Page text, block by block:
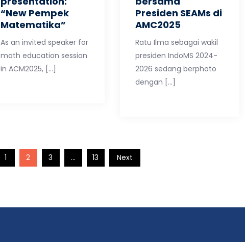
“New Pempek
Matematika”
As an invited speaker for
math education session
in ACM2025, […]
Presiden SEAMs di
AMC2025
Ratu Ilma sebagai wakil
presiden IndoMS 2024-
2026 sedang berphoto
dengan […]
1 2 3 … 13 Next